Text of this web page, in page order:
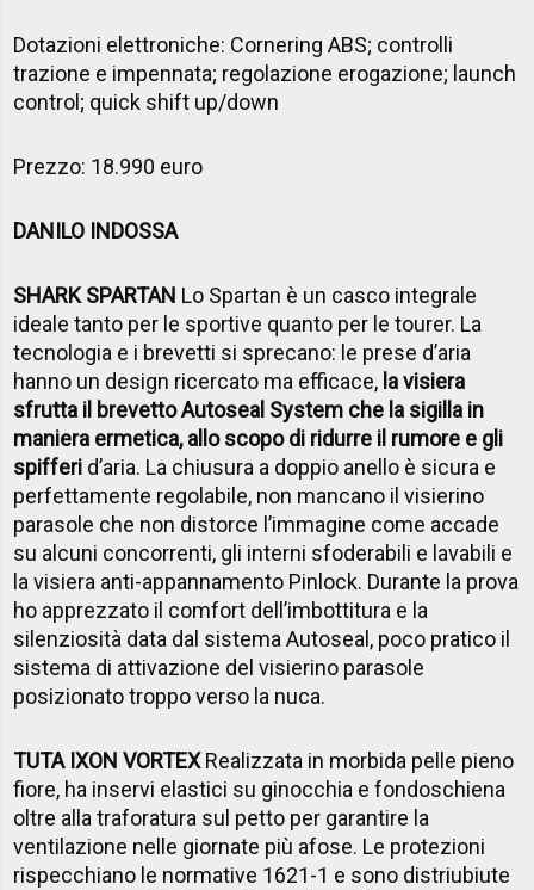
Dotazioni elettroniche: Cornering ABS; controlli
trazione e impennata; regolazione erogazione; launch
control; quick shift up/down
Prezzo: 18.990 euro
DANILO INDOSSA
SHARK SPARTAN Lo Spartan è un casco integrale
ideale tanto per le sportive quanto per le tourer. La
tecnologia e i brevetti si sprecano: le prese d’aria
hanno un design ricercato ma efficace, la visiera
sfrutta il brevetto Autoseal System che la sigilla in
maniera ermetica, allo scopo di ridurre il rumore e gli
spifferi d’aria. La chiusura a doppio anello è sicura e
perfettamente regolabile, non mancano il visierino
parasole che non distorce l’immagine come accade
su alcuni concorrenti, gli interni sfoderabili e lavabili e
la visiera anti-appannamento Pinlock. Durante la prova
ho apprezzato il comfort dell’imbottitura e la
silenziosità data dal sistema Autoseal, poco pratico il
sistema di attivazione del visierino parasole
posizionato troppo verso la nuca.
TUTA IXON VORTEXRealizzata in morbida pelle pieno
fiore, ha inservi elastici su ginocchia e fondoschiena
oltre alla traforatura sul petto per garantire la
ventilazione nelle giornate più afose. Le protezioni
rispecchiano le normative 1621-1 e sono distriubiute